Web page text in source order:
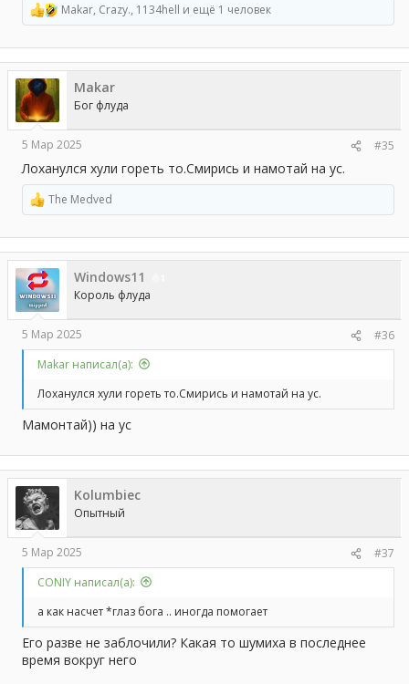
Р
е
а
к
ц
и
и
:
Makar, Crazy., 1134hell и ещё 1 человек
Makar
Бог флуда
5 Мар 2025 #35
Лоханулся хули гореть то.Смирись и намотай на ус.
Р
е
а
к
ц
и
и
:
The Medved
Windows11
Король флуда
5 Мар 2025
#36
Makar написал(а):
Лоханулся хули гореть то.Смирись и намотай на ус.
Мамонтай)) на ус
Kolumbiec
Опытный
5 Мар 2025
#37
CONIY написал(а):
а как насчет *глаз бога .. иногда помогает
Его разве не заблочили? Какая то шумиха в последнее
время вокруг него